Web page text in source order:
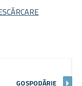
GOSPODĂRIE